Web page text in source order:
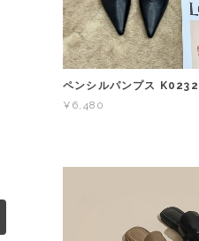
ペンシルパンプス K0232
¥6,480